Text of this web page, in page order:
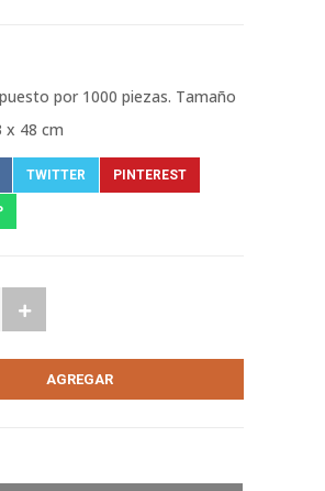
por 1000 piezas. Tamaño
x 48 cm
TWITTER PINTEREST